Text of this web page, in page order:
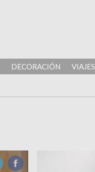
DECORACIÓN VIAJES